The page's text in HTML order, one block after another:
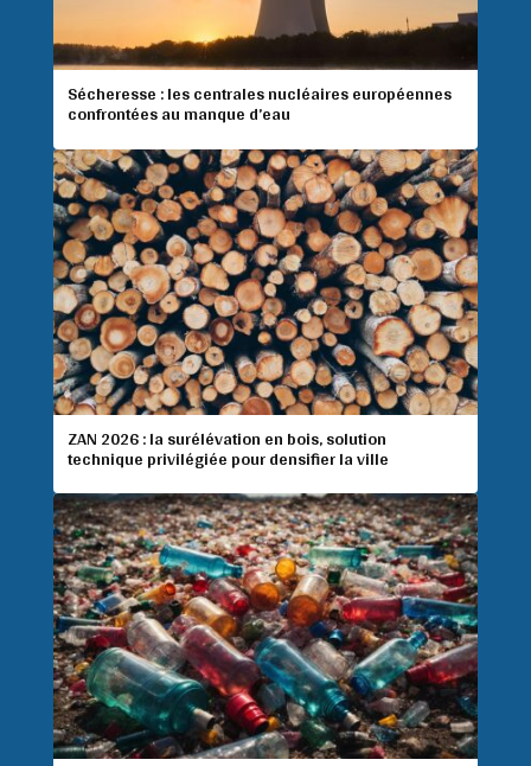
Sécheresse : les centrales nucléaires européennes
confrontées au manque d’eau
ZAN 2026 : la surélévation en bois, solution
technique privilégiée pour densifier la ville